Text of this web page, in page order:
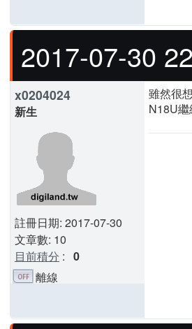
2017-07-30
x0204024
新生
註冊日期: 2017-07-30
文章數: 10
目前積分 : 0
雖然很
N18U
離線